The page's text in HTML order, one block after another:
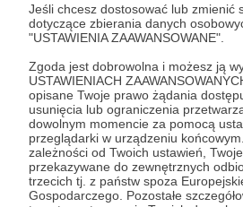
Jeśli chcesz dostosować lub zmienić
dotyczące zbierania danych
"USTAWIENIA ZAAWANSOWANE".
Zgoda jest dobrowolna i możesz ją
USTAWIENIACH
opisane Twoje prawo żądania
usunięcia lub ograniczenia
dowolnym momencie za pomocą
przeglądarki w urządzeniu
zależności od Twoich ustawień,
przekazywane do zewnętrznych
trzecich tj. z państw spoza
Gospodarczego. Pozostałe
16.02.2022 ● Brak komentarzy